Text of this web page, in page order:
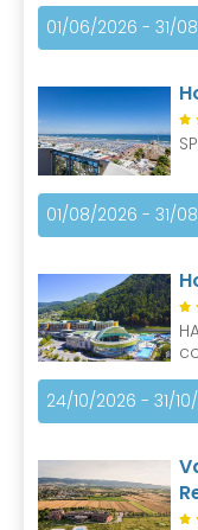
01/06/2026 - 31/
01/08/2026 - 31/
24/10/2026 - 31/